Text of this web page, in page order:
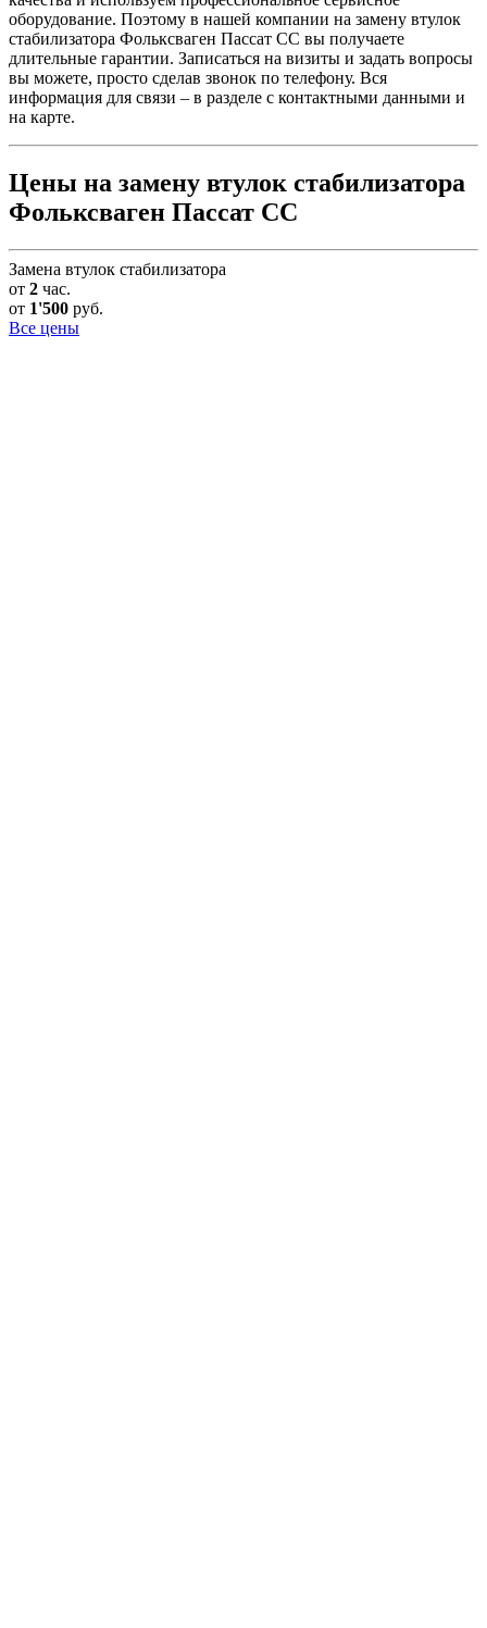
оборудование. Поэтому в нашей компании на замену втулок
стабилизатора Фольксваген Пассат СС вы получаете
длительные гарантии. Записаться на визиты и задать вопросы
вы можете, просто сделав звонок по телефону. Вся
информация для связи – в разделе с контактными данными и
на карте.
Цены на замену втулок стабилизатора
Фольксваген Пассат СС
Замена втулок стабилизатора
от 2 час.
от 1'500 руб.
Все цены